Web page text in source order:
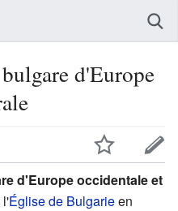
d'Europe
d'Europe occidentale et
l'Église de Bulgarieen